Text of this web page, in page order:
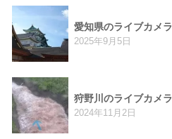
愛知県のライブカメラ
2025年9月5日
狩野川のライブカメラ
2024年11月2日